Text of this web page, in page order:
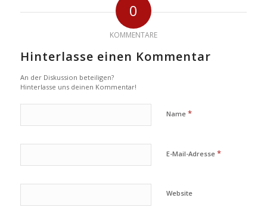
0
KOMMENTARE
Hinterlasse einen Kommentar
An der Diskussion beteiligen?
Hinterlasse uns deinen Kommentar!
Name *
E-Mail-Adresse *
Website